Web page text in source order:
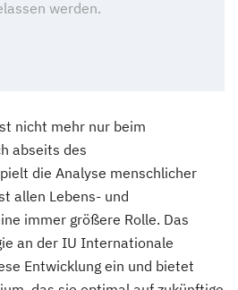
nicht mehr nur beim
abseits des
die Analyse menschlicher
allen Lebens- und
immer größere Rolle. Das
an der IU Internationale
Entwicklung ein und bietet